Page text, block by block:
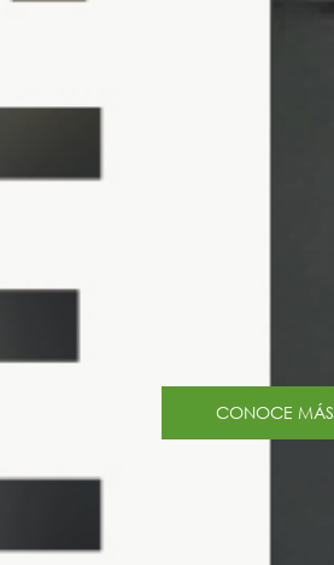
CONOCE MÁS